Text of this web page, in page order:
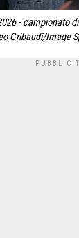
- campionato
Gribaudi/Image